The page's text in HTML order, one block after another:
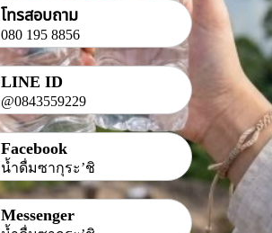
โทรสอบถาม
080 195 8856
LINE ID
@0843559229
Facebook
น้ำดื่มซากุระ’ชิ
Messenger